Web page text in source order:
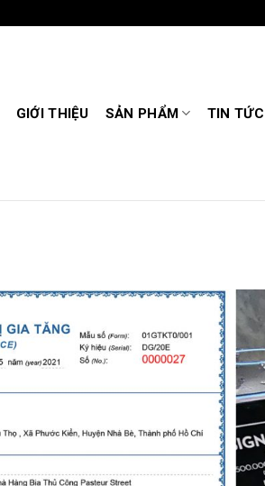
GIỚI THIỆU SẢN PHẨM TIN TỨC